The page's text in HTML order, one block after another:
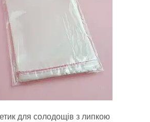
для солодощів з липкою